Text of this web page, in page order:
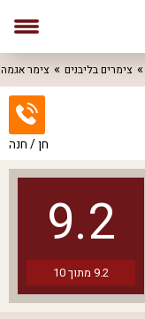
צימרים בליבנים צימר אגמה
חן / חנה
9.2
9.2 מתוך10